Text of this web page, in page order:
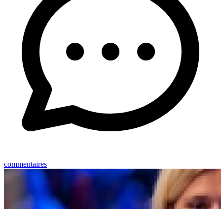
commentaires